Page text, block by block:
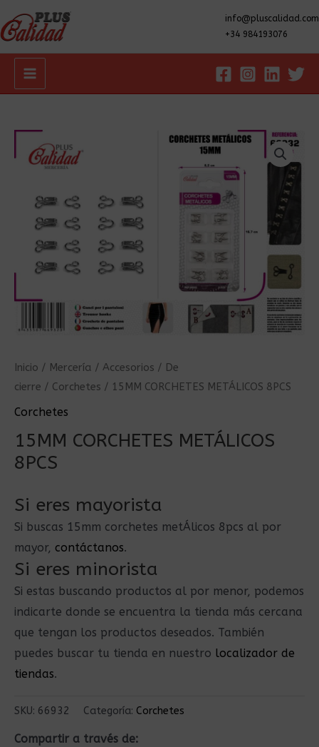
info@pluscalidad.com
+34 984193076
Main
Inicio / Mercería / Accesorios / De
cierre / Corchetes / 15MM CORCHETES METÁLICOS 8PCS
Corchetes
15MM CORCHETES METÁLICOS
8PCS
Si eres mayorista
Si buscas 15mm corchetes metÁlicos 8pcs al por
mayor, contáctanos.
Si eres minorista
Si estas buscando productos al por menor, podemos
indicarte donde se encuentra la tienda más cercana
que tengan los productos deseados. También
puedes buscar tu tienda en nuestro localizador de
tiendas.
SKU: 66932 Categoría: Corchetes
Compartir a través de: